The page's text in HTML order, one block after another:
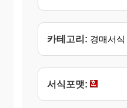
카테고리: 경매서식
서식포맷: